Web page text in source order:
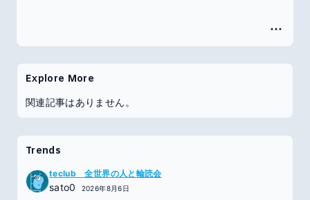
Explore More
関連記事はありません。
Trends
teclub 全世界の人と輪読会
sato0 2026年8月6日